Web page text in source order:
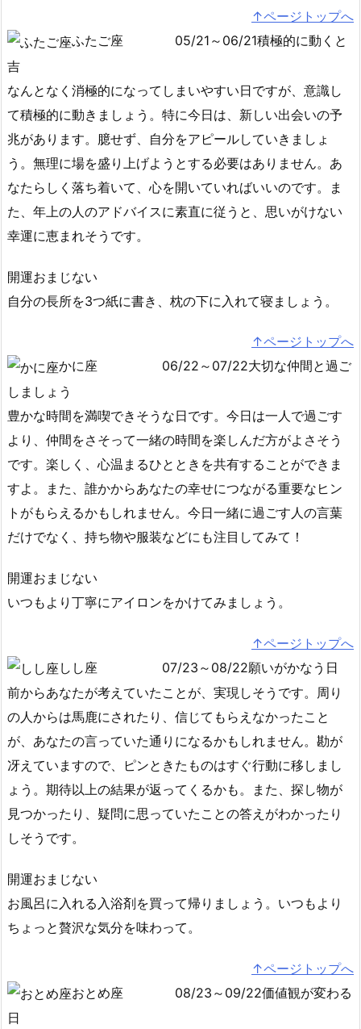
↑ページトップへ
ふたご座
05/21～06/21積極的に動くと
吉
なんとなく消極的になってしまいやすい日ですが、意識し
て積極的に動きましょう。特に今日は、新しい出会いの予
兆があります。臆せず、自分をアピールしていきましょ
う。無理に場を盛り上げようとする必要はありません。あ
なたらしく落ち着いて、心を開いていればいいのです。ま
た、年上の人のアドバイスに素直に従うと、思いがけない
幸運に恵まれそうです。
開運おまじない
自分の長所を3つ紙に書き、枕の下に入れて寝ましょう。
↑ページトップへ
かに座
06/22～07/22大切な仲間と過ご
しましょう
豊かな時間を満喫できそうな日です。今日は一人で過ごす
より、仲間をさそって一緒の時間を楽しんだ方がよさそう
です。楽しく、心温まるひとときを共有することができま
すよ。また、誰かからあなたの幸せにつながる重要なヒン
トがもらえるかもしれません。今日一緒に過ごす人の言葉
だけでなく、持ち物や服装などにも注目してみて！
開運おまじない
いつもより丁寧にアイロンをかけてみましょう。
↑ページトップへ
しし座
07/23～08/22願いがかなう日
前からあなたが考えていたことが、実現しそうです。周り
の人からは馬鹿にされたり、信じてもらえなかったこと
が、あなたの言っていた通りになるかもしれません。勘が
冴えていますので、ピンときたものはすぐ行動に移しまし
ょう。期待以上の結果が返ってくるかも。また、探し物が
見つかったり、疑問に思っていたことの答えがわかったり
しそうです。
開運おまじない
お風呂に入れる入浴剤を買って帰りましょう。いつもより
ちょっと贅沢な気分を味わって。
↑ページトップへ
おとめ座
08/23～09/22価値観が変わる
日